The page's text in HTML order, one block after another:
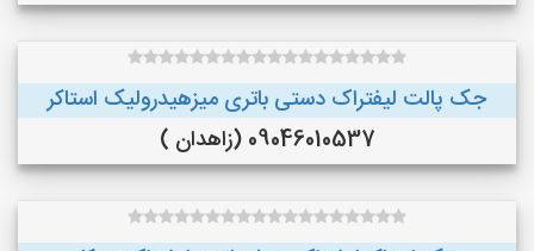
جک پالت لیفتراک دستی باتری میزهیدرولیک استاکر
09046010537 (زاهدان )